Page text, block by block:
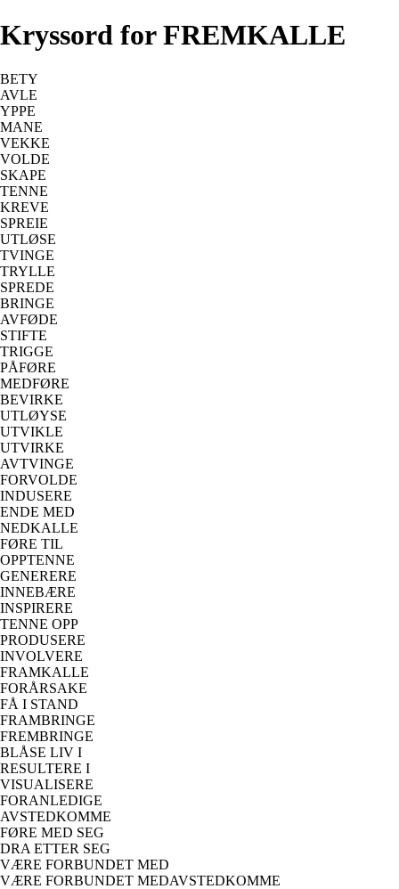
Kryssord for FREMKALLE
BETY
AVLE
YPPE
MANE
VEKKE
VOLDE
SKAPE
TENNE
KREVE
SPREIE
UTLØSE
TVINGE
TRYLLE
SPREDE
BRINGE
AVFØDE
STIFTE
TRIGGE
PÅFØRE
MEDFØRE
BEVIRKE
UTLØYSE
UTVIKLE
UTVIRKE
AVTVINGE
FORVOLDE
INDUSERE
ENDE MED
NEDKALLE
FØRE TIL
OPPTENNE
GENERERE
INNEBÆRE
INSPIRERE
TENNE OPP
PRODUSERE
INVOLVERE
FRAMKALLE
FORÅRSAKE
FÅ I STAND
FRAMBRINGE
FREMBRINGE
BLÅSE LIV I
RESULTERE I
VISUALISERE
FORANLEDIGE
AVSTEDKOMME
FØRE MED SEG
DRA ETTER SEG
VÆRE FORBUNDET MED
VÆRE FORBUNDET MEDAVSTEDKOMME